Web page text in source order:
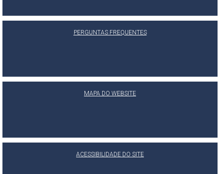
PERGUNTAS FREQUENTES
MAPA DO WEBSITE
ACESSIBILIDADE DO SITE